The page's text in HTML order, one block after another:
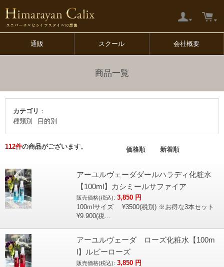
通販 スクール 会社概要
商品一覧
カテゴリ ：
種類別
目的別
112件の商品がございます。 価格順 新着順
アーユルヴェーダダールハラディ化粧水
【100ml】カシミールサファイア
販売価格(税込): 3,850 円
100mlサイズ ¥3500(税別) ※お得な3本セット
¥9.900(税...
アーユルヴェーダ ローズ化粧水【100m
l】ルビーローズ
販売価格(税込): 3,850 円